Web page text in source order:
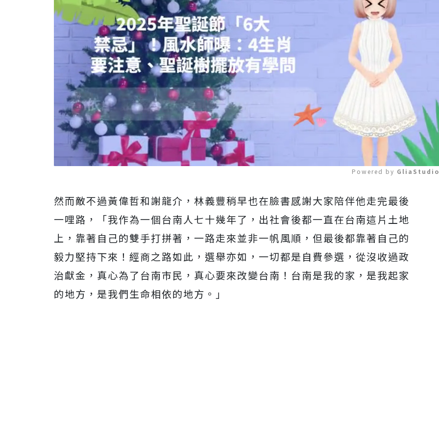
Mute
Powered by
然而敵不過黃偉哲和謝龍介，林義豐稍早也在臉書感謝大家陪伴他走完最後
一哩路，「我作為一個台南人七十幾年了，出社會後都一直在台南這片土地
上，靠著自己的雙手打拼著，一路走來並非一帆風順，但最後都靠著自己的
毅力堅持下來！經商之路如此，選舉亦如，一切都是自費參選，從沒收過政
治獻金，真心為了台南市民，真心要來改變台南！台南是我的家，是我起家
的地方，是我們生命相依的地方。」